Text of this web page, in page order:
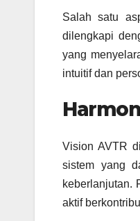
Salah satu
dilengkapi
yang
intuitif dan
Vision AVTR
sistem yang
keberlanjutan.
aktif